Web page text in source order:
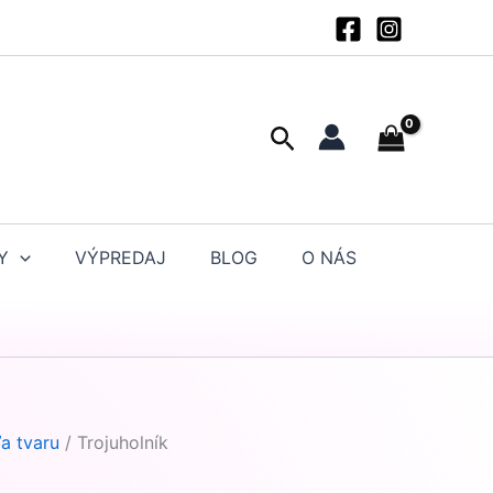
Hľadať
VÝPREDAJ BLOG O NÁS
tvaru / Trojuholník